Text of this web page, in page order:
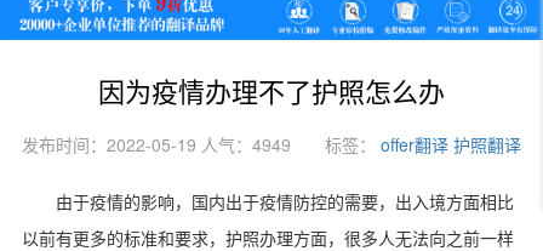
因为疫情办理不了护照怎么办
发布时间：2022-05-19 人气：4949 标签： offer翻译 护照翻译
由于疫情的影响，国内出于疫情防控的需要，出入境方面相比
以前有更多的标准和要求，护照办理方面，很多人无法向之前一样